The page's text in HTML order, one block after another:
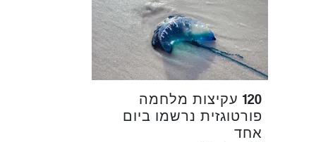
120 עקיצות מלחמה
פורטוגזית נרשמו ביום
אחד